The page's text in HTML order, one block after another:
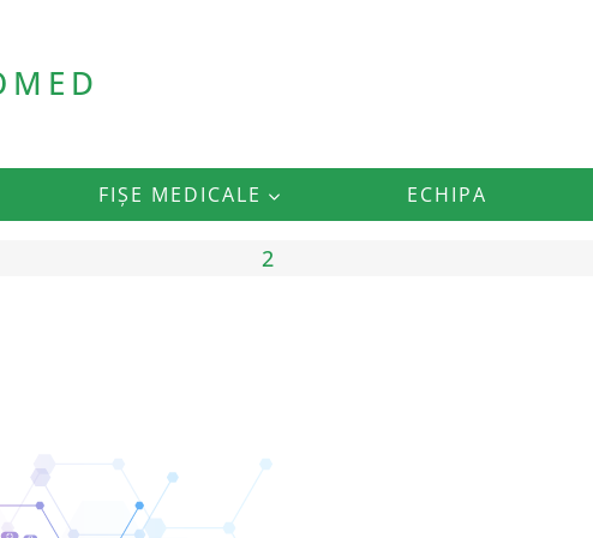
FIȘE MEDICALE ECHIPA
2